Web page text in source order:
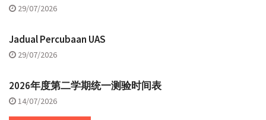
29/07/2026
Jadual Percubaan UAS
29/07/2026
2026年度第二学期统一测验时间表
14/07/2026